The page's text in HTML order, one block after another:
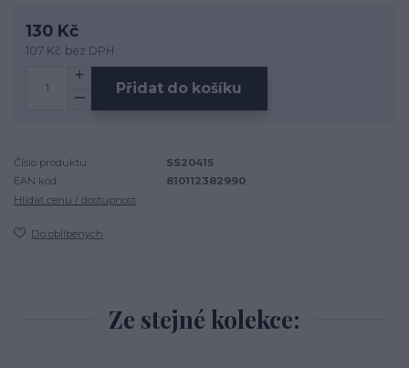
130 Kč
107 Kč bez DPH
Přidat do košíku
Číslo produktu:
SS20415
EAN kód:
810112382990
Hlídat cenu / dostupnost
Do oblíbených
Ze stejné kolekce: